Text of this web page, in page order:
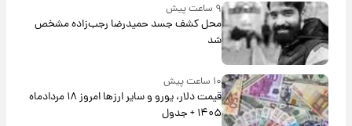
۹ ساعت پیش
محل کشف جسد حمیدرضا رجب‌زاده مشخص
شد
۱۰ ساعت پیش
قیمت دلار، یورو و سایر ارزها امروز ۱۸ مردادماه
۱۴۰۵ + جدول